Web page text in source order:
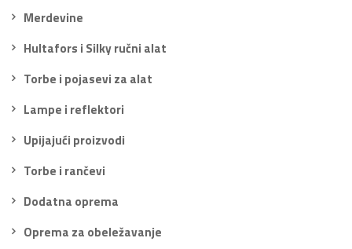
Merdevine
Hultafors i Silky ručni alat
Torbe i pojasevi za alat
Lampe i reflektori
Upijajući proizvodi
Torbe i rančevi
Dodatna oprema
Oprema za obeležavanje